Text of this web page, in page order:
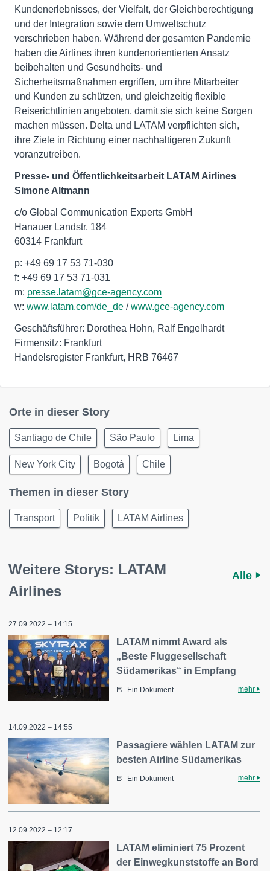
Kundenerlebnisses, der Vielfalt, der Gleichberechtigung
und der Integration sowie dem Umweltschutz
verschrieben haben. Während der gesamten Pandemie
haben die Airlines ihren kundenorientierten Ansatz
beibehalten und Gesundheits- und
Sicherheitsmaßnahmen ergriffen, um ihre Mitarbeiter
und Kunden zu schützen, und gleichzeitig flexible
Reiserichtlinien angeboten, damit sie sich keine Sorgen
machen müssen. Delta und LATAM verpflichten sich,
ihre Ziele in Richtung einer nachhaltigeren Zukunft
voranzutreiben.
Presse- und Öffentlichkeitsarbeit LATAM Airlines
Simone Altmann
c/o Global Communication Experts GmbH
Hanauer Landstr. 184
60314 Frankfurt
p: +49 69 17 53 71-030
f: +49 69 17 53 71-031
m: presse.latam@gce-agency.com
w: www.latam.com/de_de /www.gce-agency.com
Geschäftsführer: Dorothea Hohn, Ralf Engelhardt
Firmensitz: Frankfurt
Handelsregister Frankfurt, HRB 76467
Orte in dieser Story
Santiago de Chile São Paulo Lima
New York City Bogotá Chile
Themen in dieser Story
Transport Politik LATAM Airlines
Weitere Storys: LATAM
Airlines
Alle
27.09.2022 – 14:15
LATAM nimmt Award als
„Beste Fluggesellschaft
Südamerikas“ in Empfang
Ein Dokument mehr
14.09.2022 – 14:55
Passagiere wählen LATAM zur
besten Airline Südamerikas
Ein Dokument mehr
12.09.2022 – 12:17
LATAM eliminiert 75 Prozent
der Einwegkunststoffe an Bord